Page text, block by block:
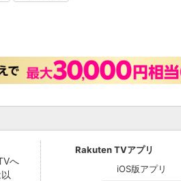
へ
Rakuten TVアプリ
iOS版アプリ